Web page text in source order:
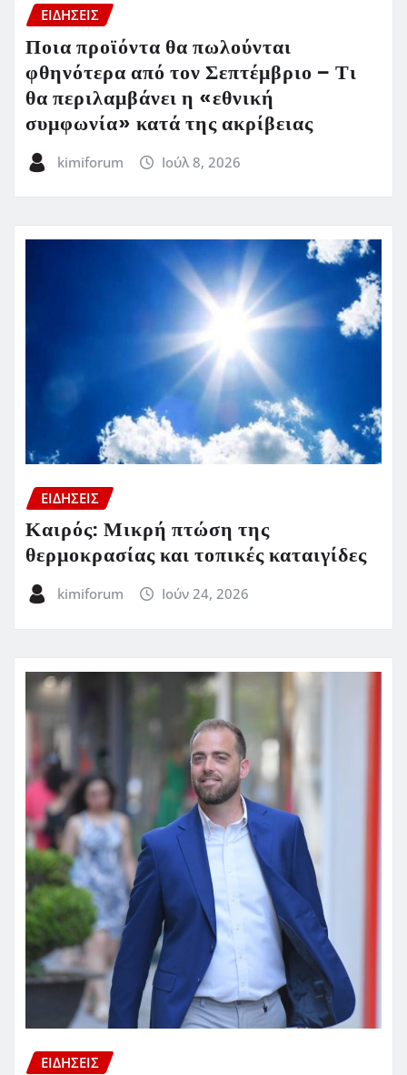
ΕΙΔΗΣΕΙΣ
Ποια προϊόντα θα πωλούνται
φθηνότερα από τον Σεπτέμβριο – Τι
θα περιλαμβάνει η «εθνική
συμφωνία» κατά της ακρίβειας
kimiforum Ιούλ 8, 2026
ΕΙΔΗΣΕΙΣ
Καιρός: Μικρή πτώση της
θερμοκρασίας και τοπικές καταιγίδες
kimiforum Ιούν 24, 2026
ΕΙΔΗΣΕΙΣ